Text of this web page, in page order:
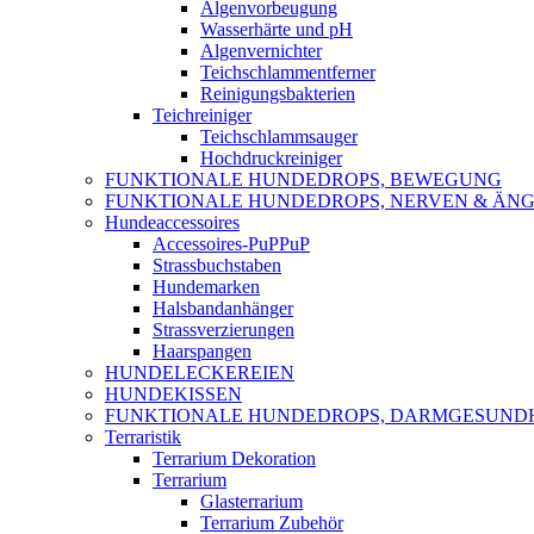
Algenvorbeugung
Wasserhärte und pH
Algenvernichter
Teichschlammentferner
Reinigungsbakterien
Teichreiniger
Teichschlammsauger
Hochdruckreiniger
FUNKTIONALE HUNDEDROPS, BEWEGUNG
FUNKTIONALE HUNDEDROPS, NERVEN &
Hundeaccessoires
Accessoires-PuPPuP
Strassbuchstaben
Hundemarken
Halsbandanhänger
Strassverzierungen
Haarspangen
HUNDELECKEREIEN
HUNDEKISSEN
FUNKTIONALE HUNDEDROPS,
Terraristik
Terrarium Dekoration
Terrarium
Glasterrarium
Terrarium Zubehör